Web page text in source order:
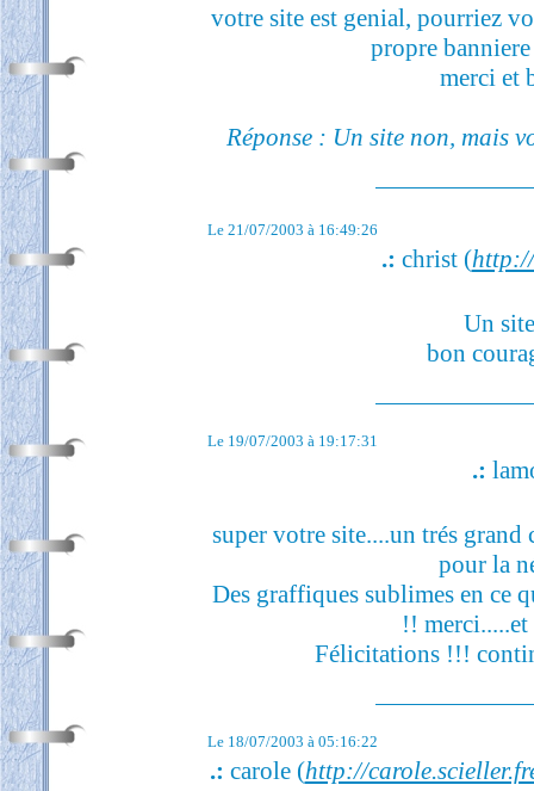
votre site est genial, pourriez
propre
merci et
Réponse : Un site non, mais
Le 21/07/2003 à 16:49:26
.: christ (
Un
bon
Le 19/07/2003 à 19:17:31
.:
super votre site....un trés
pour la
Des graffiques sublimes en ce
!!
Félicitations !!!
Le 18/07/2003 à 05:16:22
.: carole (http://